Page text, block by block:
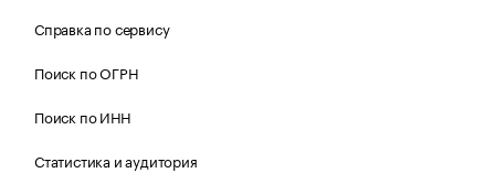
Справка по сервису
Поиск по ОГРН
Поиск по ИНН
Статистика и аудитория